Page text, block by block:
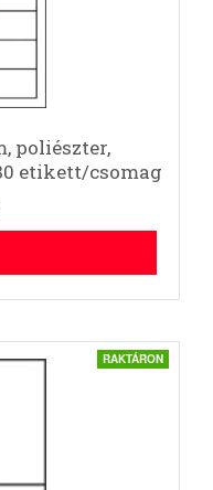
poliészter,
etikett/csomag
RAKTÁRON